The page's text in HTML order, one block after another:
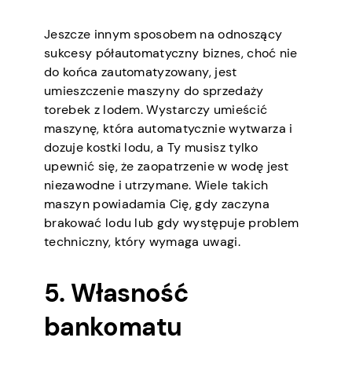
Jeszcze innym sposobem na odnoszący
sukcesy półautomatyczny biznes, choć nie
do końca zautomatyzowany, jest
umieszczenie maszyny do sprzedaży
torebek z lodem. Wystarczy umieścić
maszynę, która automatycznie wytwarza i
dozuje kostki lodu, a Ty musisz tylko
upewnić się, że zaopatrzenie w wodę jest
niezawodne i utrzymane. Wiele takich
maszyn powiadamia Cię, gdy zaczyna
brakować lodu lub gdy występuje problem
techniczny, który wymaga uwagi.
5. Własność
bankomatu